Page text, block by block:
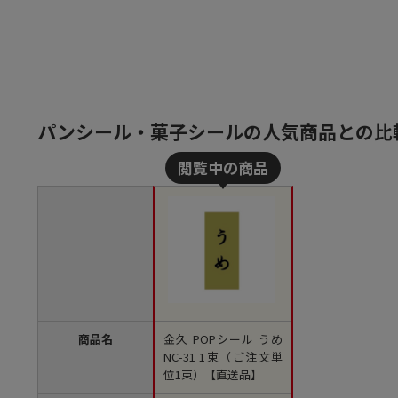
パンシール・菓子シールの人気商品との比
商品名
金久 POPシール うめ
NC-31 1束（ご注文単
位1束）【直送品】